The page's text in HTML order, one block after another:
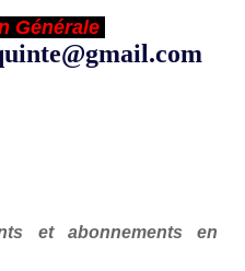
Générale
et abonnements en